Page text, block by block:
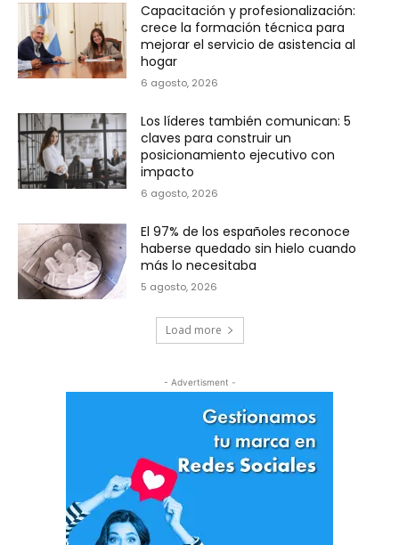
Capacitación y profesionalización:
crece la formación técnica para
mejorar el servicio de asistencia al
hogar
6 agosto, 2026
Los líderes también comunican: 5
claves para construir un
posicionamiento ejecutivo con
impacto
6 agosto, 2026
El 97% de los españoles reconoce
haberse quedado sin hielo cuando
más lo necesitaba
5 agosto, 2026
Load more
- Advertisment -